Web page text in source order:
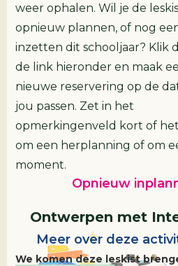
weer ophalen. Wil je de
opnieuw plannen, of nog
inzetten dit schooljaar? Klik
de link hieronder en maak
nieuwe reservering op de
jou passen. Zet in het
opmerkingenveld kort of
om een herplanning of om
moment.
Opnieuw
Leskist Groep 3/4
Ontwerpen met
Meer over deze
We komen deze leskist